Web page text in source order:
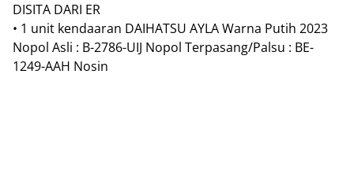
DISITA DARI ER
• 1 unit kendaaran DAIHATSU AYLA Warna Putih 2023
Nopol Asli : B-2786-UIJ Nopol Terpasang/Palsu : BE-
1249-AAH Nosin